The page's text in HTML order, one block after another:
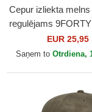
Cepur izliekta melns
regulējams 9FORTY
Wordmark no
Rossi VR46
EUR 25,95
Saņem to Otrdiena,